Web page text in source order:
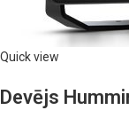
Quick view
Devējs